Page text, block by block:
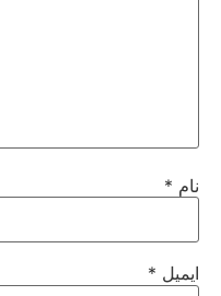
نام *
ایمیل *